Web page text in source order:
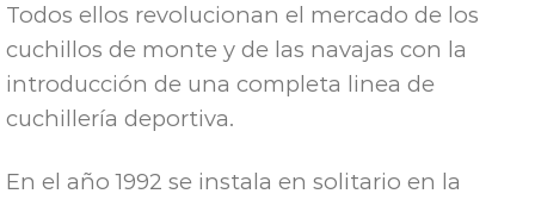
Todos ellos revolucionan el mercado de los
cuchillos de monte y de las navajas con la
introducción de una completa linea de
cuchillería deportiva.
En el año 1992 se instala en solitario en la